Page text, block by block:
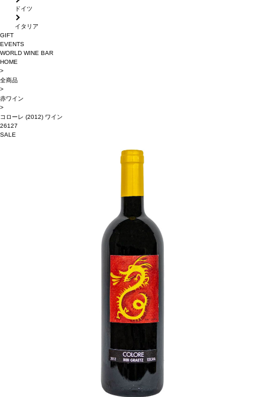
ドイツ
イタリア
GIFT
EVENTS
WORLD WINE BAR
HOME
>
全商品
>
赤ワイン
>
コローレ (2012) ワイン
26127
SALE